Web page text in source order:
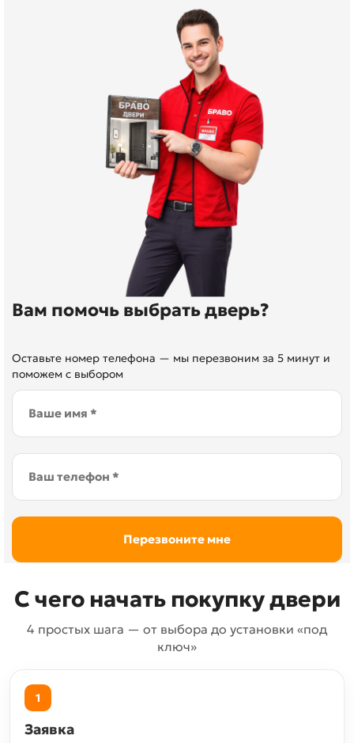
Вам помочь выбрать дверь?
Оставьте номер телефона — мы перезвоним за 5 минут и
поможем с выбором
С чего начать покупку двери
4 простых шага — от выбора до установки «под
ключ»
1
Заявка